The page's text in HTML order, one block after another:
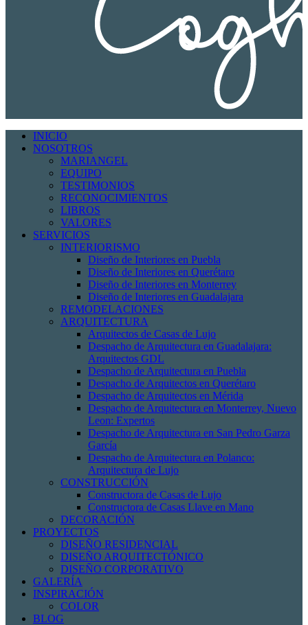
INICIO
NOSOTROS
MARIANGEL
EQUIPO
TESTIMONIOS
RECONOCIMIENTOS
LIBROS
VALORES
SERVICIOS
INTERIORISMO
Diseño de Interiores en Puebla
Diseño de Interiores en Querétaro
Diseño de Interiores en Monterrey
Diseño de Interiores en Guadalajara
REMODELACIONES
ARQUITECTURA
Arquitectos de Casas de Lujo
Despacho de Arquitectura en Guadalajara:
Arquitectos GDL
Despacho de Arquitectura en Puebla
Despacho de Arquitectos en Querétaro
Despacho de Arquitectos en Mérida
Despacho de Arquitectura en Monterrey, Nuevo
Leon: Expertos
Despacho de Arquitectura en San Pedro Garza
García
Despacho de Arquitectura en Polanco:
Arquitectura de Lujo
CONSTRUCCIÓN
Constructora de Casas de Lujo
Constructora de Casas Llave en Mano
DECORACIÓN
PROYECTOS
DISEÑO RESIDENCIAL
DISEÑO ARQUITECTÓNICO
DISEÑO CORPORATIVO
GALERÍA
INSPIRACIÓN
COLOR
BLOG